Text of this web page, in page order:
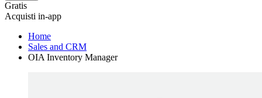
Gratis
Acquisti in-app
Home
Sales and CRM
OIA Inventory Manager